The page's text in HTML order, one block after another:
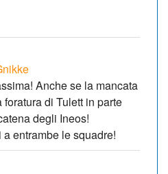
Anche se la mancata
di Tulett in parte
degli Ineos!
entrambe le squadre!